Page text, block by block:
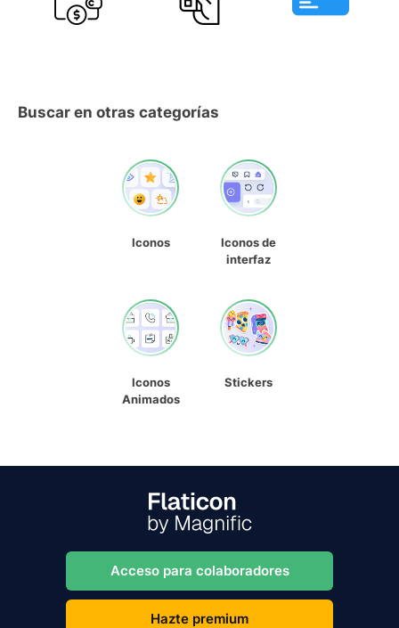
Buscar en otras categorías
Iconos
Iconos de
interfaz
Iconos
Animados
Stickers
Acceso para colaboradores
Hazte premium